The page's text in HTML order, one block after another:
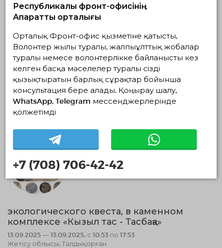
18.09.2025 — 31.12.2025, с 20:16 по 20:16
Алматы облысы, Qarasaı aýdany, Úshqońyr
Qadam+
Экологиялық волонтерлік
18.09.2025 23:37 Аяқталды
экологического квеста, в каменном
комплексе «Кызыл тас - Тасбақа»
13.09.2025 — 13.09.2025, с 10:53 по 17:53
Жетісу облысы, Талдықорған
Республикалық фронт-офисінің
Ақпараттық орталығы
Орталық Фронт-офис қызметіне қатысты,
Волонтер жылы туралы, жалпыұлттық жобалар
туралы немесе волонтерлікке байланысты кез
келген басқа мәселелер туралы сізді
қызықтыратын барлық сұрақтар бойынша
консультация бере алады. Қоңырау шалу,
WhatsApp, Telegram мессенджерлерінде
қолжетімді
+7 (708) 706-42-42